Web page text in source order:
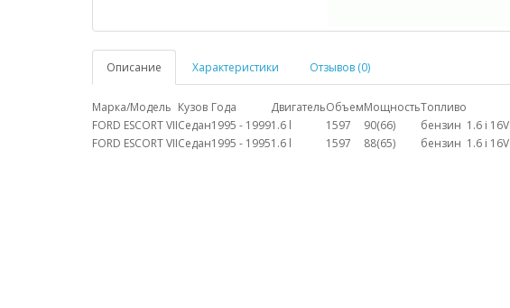
Описание Характеристики Отзывов (0)
Марка/Модель Кузов Года ДвигательОбъемМощностьТопливо
FORD ESCORT VIIСедан1995 - 19991.6 l 1597 90(66) бензин 1.6 i 16V
FORD ESCORT VIIСедан1995 - 19951.6 l 1597 88(65) бензин 1.6 i 16V